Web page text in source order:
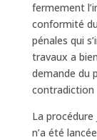
fermement
conformité
pénales qui
travaux a
demande du
contradiction
La procédure
n’a été